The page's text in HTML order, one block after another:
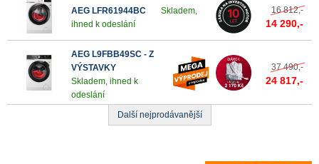
FUNKCE
Najeďte kurzorem myši na ikonu a zjistěte o
funkci více.
AEG LFR61944BC
Skladem,
ihned k odeslání
16 812,-
14 290,-
AEG L9FBB49SC - Z
VÝSTAVKY
Skladem, ihned k
odeslání
37 490,-
24 817,-
Další nejprodávanější